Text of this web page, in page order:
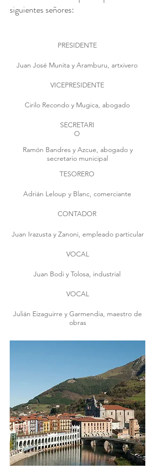
siguientes señores:
Juan José Munita y Aramburu, artxivero
Cirilo Recondo y Mugica, abogado
Ramón Bandres y Azcue, abogado y
secretario municipal
Adrián Leloup y Blanc, comerciante
Juan Irazusta y Zanoni, empleado particular
Juan Bodi y Tolosa, industrial
Julián Eizaguirre y Garmendia, maestro de
obras
PRESIDENTE
VICEPRESIDENTE
SECRETARI
O
TESORERO
CONTADOR
VOCAL
VOCAL